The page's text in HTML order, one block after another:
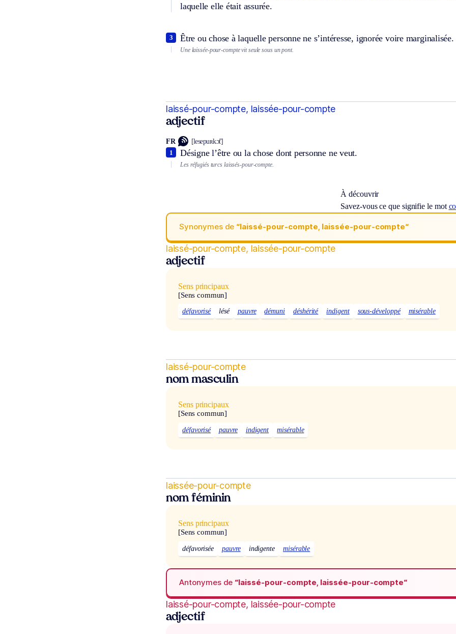
laquelle elle était assurée.
Être ou chose à laquelle personne ne s’intéresse, ignorée voire marginalisée.
3
Une laissée-pour-compte vit seule sous un pont.
laissé-pour-compte, laissée-pour-compte
adjectif
FR [lesepuʀkɔ̃t]
Désigne l’être ou la chose dont personne ne veut.
1
Les réfugiés turcs laissés-pour-compte.
À découvrir
Savez-vous ce que signifie le mot
Synonymes de “laissé-pour-compte, laissée-pour-compte“
laissé-pour-compte, laissée-pour-compte
adjectif
Sens principaux
[Sens commun]
défavorisé lésé pauvre démuni déshérité indigent sous-développé misérable
laissé-pour-compte
nom masculin
Sens principaux
[Sens commun]
défavorisé pauvre indigent misérable
laissée-pour-compte
nom féminin
Sens principaux
[Sens commun]
défavorisée pauvre indigente misérable
Antonymes de “laissé-pour-compte, laissée-pour-compte“
laissé-pour-compte, laissée-pour-compte
adjectif